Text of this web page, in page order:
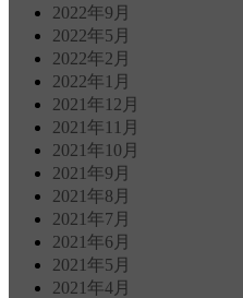
2022年9月
2022年5月
2022年2月
2022年1月
2021年12月
2021年11月
2021年10月
2021年9月
2021年8月
2021年7月
2021年6月
2021年5月
2021年4月